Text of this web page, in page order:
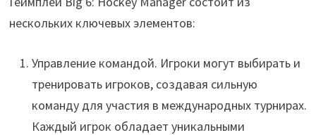
нескольких ключевых элементов:
Управление командой. Игроки могут выбирать и
тренировать игроков, создавая сильную
команду для участия в международных турнирах.
Каждый игрок обладает уникальными